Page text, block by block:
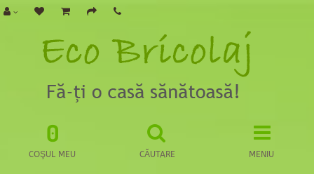
MENIU
CĂUTARE
0
COŞUL MEU